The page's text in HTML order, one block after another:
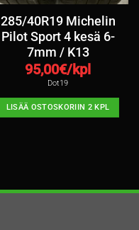
285/40R19 Michelin
Pilot Sport 4 kesä 6-
7mm / K13
95,00€/kpl
Dot19
LISÄÄ OSTOSKORIIN 2 KPL